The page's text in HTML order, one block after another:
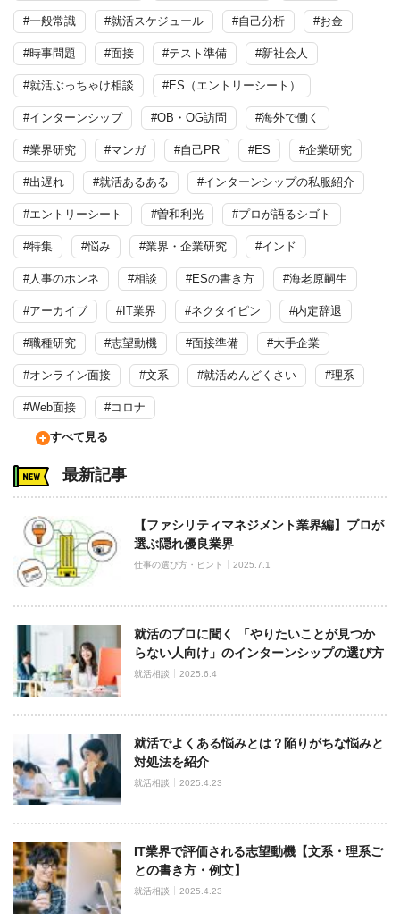
#一般常識 #就活スケジュール #自己分析 #お金
#時事問題 #面接 #テスト準備 #新社会人
#就活ぶっちゃけ相談 #ES（エントリーシート）
#インターンシップ #OB・OG訪問 #海外で働く
#業界研究 #マンガ #自己PR #ES #企業研究
#出遅れ #就活あるある #インターンシップの私服紹介
#エントリーシート #曽和利光 #プロが語るシゴト
#特集 #悩み #業界・企業研究 #インド
#人事のホンネ #相談 #ESの書き方 #海老原嗣生
#アーカイブ #IT業界 #ネクタイピン #内定辞退
#職種研究 #志望動機 #面接準備 #大手企業
#オンライン面接 #文系 #就活めんどくさい #理系
#Web面接 #コロナ
すべて見る
最新記事
【ファシリティマネジメント業界編】プロが
選ぶ隠れ優良業界
仕事の選び方・ヒント 2025.7.1
就活のプロに聞く 「やりたいことが見つか
らない人向け」のインターンシップの選び方
就活相談 2025.6.4
就活でよくある悩みとは？陥りがちな悩みと
対処法を紹介
就活相談 2025.4.23
IT業界で評価される志望動機【文系・理系ご
との書き方・例文】
就活相談 2025.4.23